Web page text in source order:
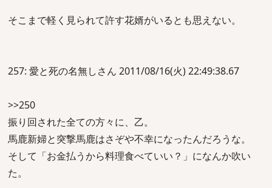
そこまで軽く見られて許す花婿がいるとも思えない。
257: 愛と死の名無しさん 2011/08/16(火) 22:49:38.67
>>250
振り回された全ての方々に、乙。
馬鹿新婦と突撃馬鹿はさぞや不幸になったんだろうな。
そして「お金払うから料理食べていい？」になんか吹い
た。